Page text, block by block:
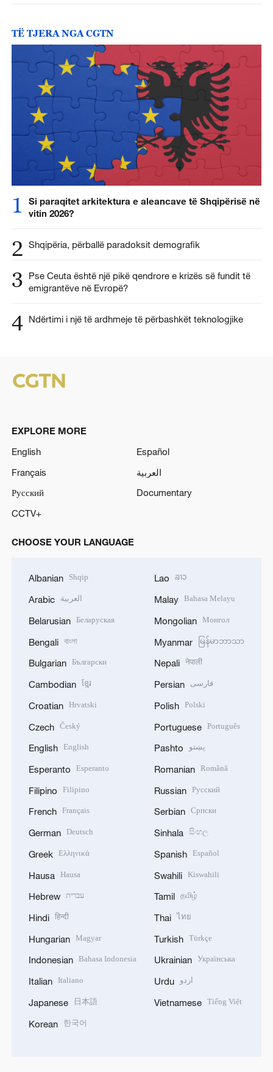
TË TJERA NGA CGTN
1
Si paraqitet arkitektura e aleancave të Shqipërisë në
vitin 2026?
2 Shqipëria, përballë paradoksit demografik
3
Pse Ceuta është një pikë qendrore e krizës së fundit të
emigrantëve në Evropë?
4 Ndërtimi i një të ardhmeje të përbashkët teknologjike
EXPLORE MORE
English
Español
Français
العربية
Русский
Documentary
CCTV+
CHOOSE YOUR LANGUAGE
Albanian Shqip
Arabic العربية
Belarusian Беларуская
Bengali বাংলা
Bulgarian Български
Cambodian ខ្មែរ
Croatian Hrvatski
Czech Český
English English
Esperanto Esperanto
Filipino Filipino
French Français
German Deutsch
Greek Ελληνικά
Hausa Hausa
Hebrew עברית
Hindi हिन्दी
Hungarian Magyar
Indonesian Bahasa Indonesia
Italian Italiano
Japanese 日本語
Korean 한국어
Lao ລາວ
Malay Bahasa Melayu
Mongolian Монгол
Myanmar မြန်မာဘာသာ
Nepali नेपाली
Persian فارسی
Polish Polski
Portuguese Português
Pashto پښتو
Romanian Română
Russian Русский
Serbian Српски
Sinhala සිංහල
Spanish Español
Swahili Kiswahili
Tamil தமிழ்
Thai ไทย
Turkish Türkçe
Ukrainian Українська
Urdu اردو
Vietnamese Tiếng Việt